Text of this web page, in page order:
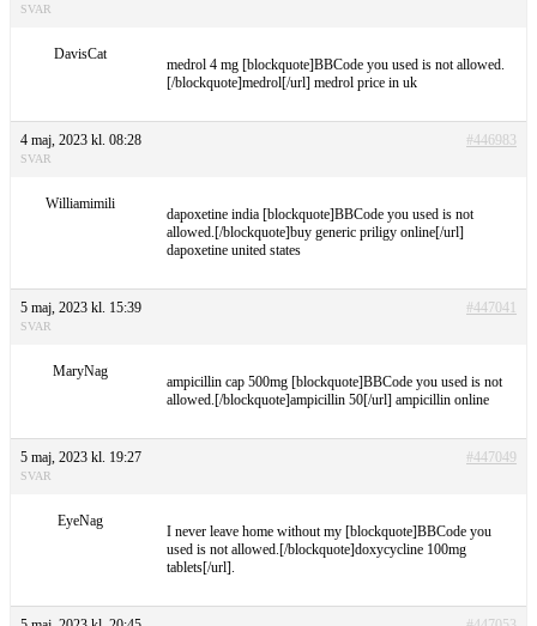
SVAR
DavisCat
medrol 4 mg [blockquote]BBCode you used is not allowed.
[/blockquote]medrol[/url] medrol price in uk
4 maj, 2023 kl. 08:28 #446983
SVAR
Williamimili
dapoxetine india [blockquote]BBCode you used is not
allowed.[/blockquote]buy generic priligy online[/url]
dapoxetine united states
5 maj, 2023 kl. 15:39 #447041
SVAR
MaryNag
ampicillin cap 500mg [blockquote]BBCode you used is not
allowed.[/blockquote]ampicillin 50[/url] ampicillin online
5 maj, 2023 kl. 19:27 #447049
SVAR
EyeNag
I never leave home without my [blockquote]BBCode you
used is not allowed.[/blockquote]doxycycline 100mg
tablets[/url].